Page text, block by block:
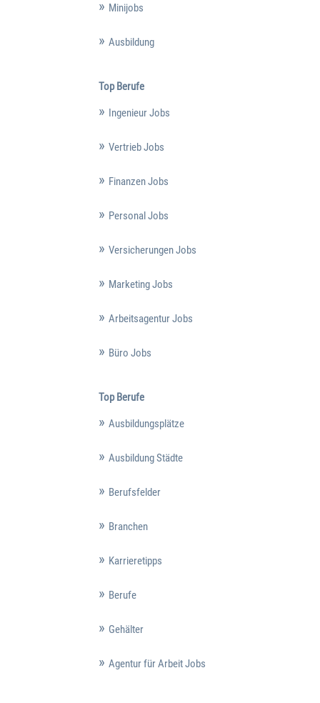
Minijobs
Ausbildung
Top Berufe
Ingenieur Jobs
Vertrieb Jobs
Finanzen Jobs
Personal Jobs
Versicherungen Jobs
Marketing Jobs
Arbeitsagentur Jobs
Büro Jobs
Top Berufe
Ausbildungsplätze
Ausbildung Städte
Berufsfelder
Branchen
Karrieretipps
Berufe
Gehälter
Agentur für Arbeit Jobs